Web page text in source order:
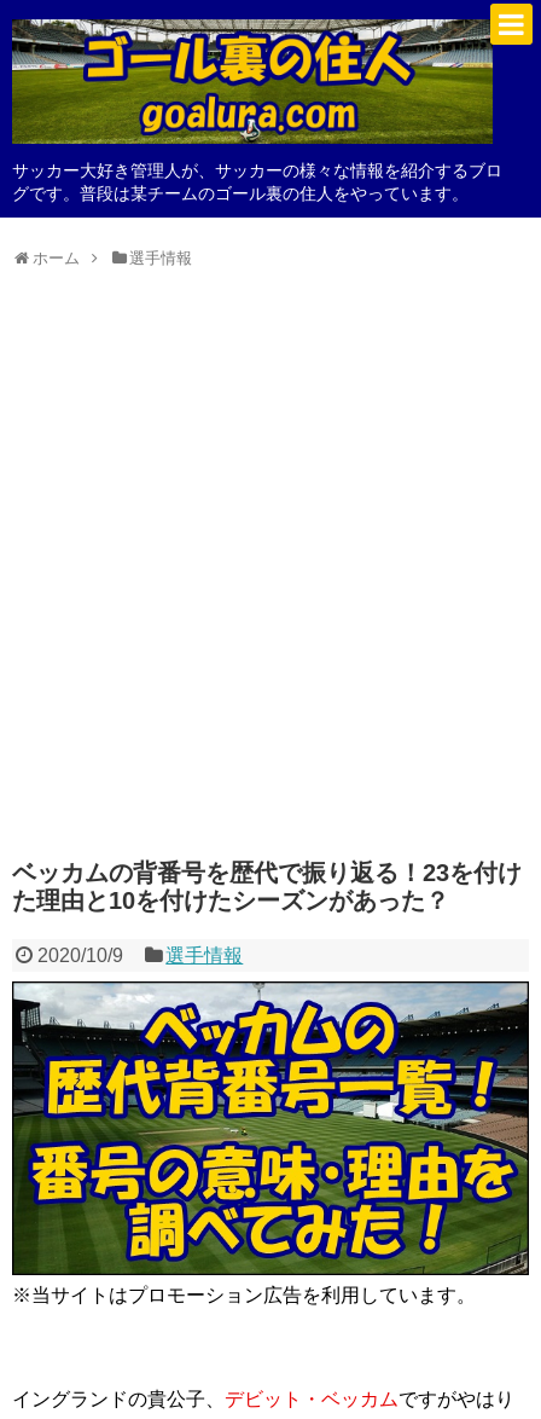
サッカー大好き管理人が、サッカーの様々な情報を紹介するブロ
グです。普段は某チームのゴール裏の住人をやっています。
ホーム 選手情報
ベッカムの背番号を歴代で振り返る！23を付け
た理由と10を付けたシーズンがあった？
2020/10/9 選手情報
※当サイトはプロモーション広告を利用しています。
イングランドの貴公子、 デビット・ベッカムですがやはり